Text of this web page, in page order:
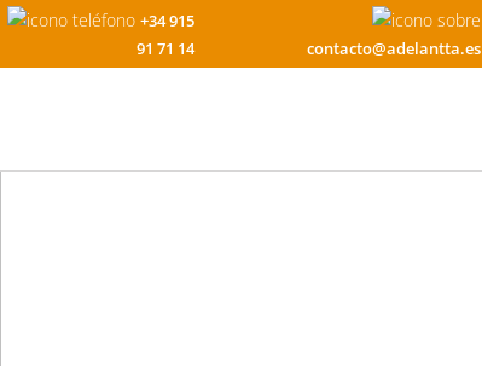
+34 915
91 71 14
contacto@adelantta.es